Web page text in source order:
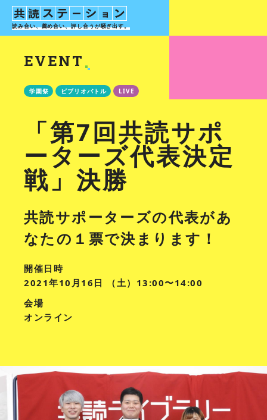
読み合い、薦め合い、評し合うが騒ぎ出す。
EVENT
学園祭 ビブリオバトル LIVE
「第7回共読サポ
ーターズ代表決定
戦」決勝
共読サポーターズの代表があ
なたの１票で決まります！
開催日時
2021年10月16日 （土）13:00〜14:00
会場
オンライン